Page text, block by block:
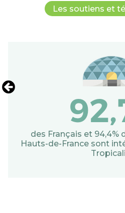
Les soutiens et
des Français et 94,4%
Hauts-de-France sont